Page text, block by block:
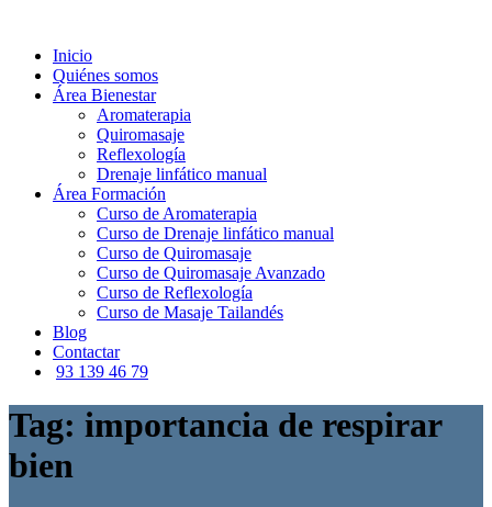
Inicio
Quiénes somos
Área Bienestar
Aromaterapia
Quiromasaje
Reflexología
Drenaje linfático manual
Área Formación
Curso de Aromaterapia
Curso de Drenaje linfático manual
Curso de Quiromasaje
Curso de Quiromasaje Avanzado
Curso de Reflexología
Curso de Masaje Tailandés
Blog
Contactar
93 139 46 79
Tag: importancia de respirar
bien